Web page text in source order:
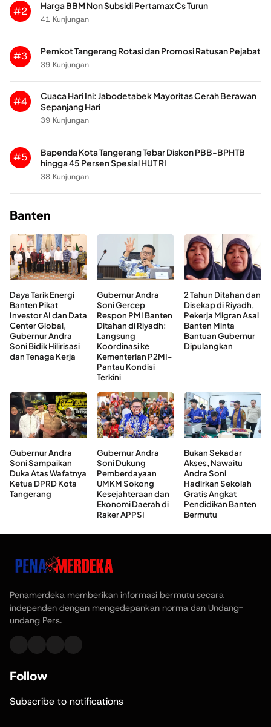
#2
Harga BBM Non Subsidi Pertamax Cs Turun
41 Kunjungan
#3
Pemkot Tangerang Rotasi dan Promosi Ratusan Pejabat
39 Kunjungan
#4
Cuaca Hari Ini: Jabodetabek Mayoritas Cerah Berawan
Sepanjang Hari
39 Kunjungan
#5
Bapenda Kota Tangerang Tebar Diskon PBB-BPHTB
hingga 45 Persen Spesial HUT RI
38 Kunjungan
Banten
Daya Tarik Energi
Banten Pikat
Investor AI dan Data
Center Global,
Gubernur Andra
Soni Bidik Hilirisasi
dan Tenaga Kerja
Gubernur Andra
Soni Gercep
Respon PMI Banten
Ditahan di Riyadh:
Langsung
Koordinasi ke
Kementerian P2MI-
Pantau Kondisi
Terkini
2 Tahun Ditahan dan
Disekap di Riyadh,
Pekerja Migran Asal
Banten Minta
Bantuan Gubernur
Dipulangkan
Gubernur Andra
Soni Sampaikan
Duka Atas Wafatnya
Ketua DPRD Kota
Tangerang
Gubernur Andra
Soni Dukung
Pemberdayaan
UMKM Sokong
Kesejahteraan dan
Ekonomi Daerah di
Raker APPSI
Bukan Sekadar
Akses, Nawaitu
Andra Soni
Hadirkan Sekolah
Gratis Angkat
Pendidikan Banten
Bermutu
Penamerdeka memberikan informasi bermutu secara
independen dengan mengedepankan norma dan Undang-
undang Pers.
Follow
Subscribe to notifications